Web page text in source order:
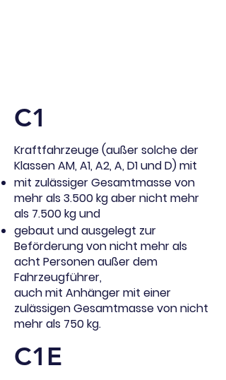
C1
Kraftfahrzeuge (außer solche der
Klassen AM, A1, A2, A, D1 und D) mit
mit zulässiger Gesamtmasse von
mehr als 3.500 kg aber nicht mehr
als 7.500 kg und
gebaut und ausgelegt zur
Beförderung von nicht mehr als
acht Personen außer dem
Fahrzeugführer,
auch mit Anhänger mit einer
zulässigen Gesamtmasse von nicht
mehr als 750 kg.
C1E